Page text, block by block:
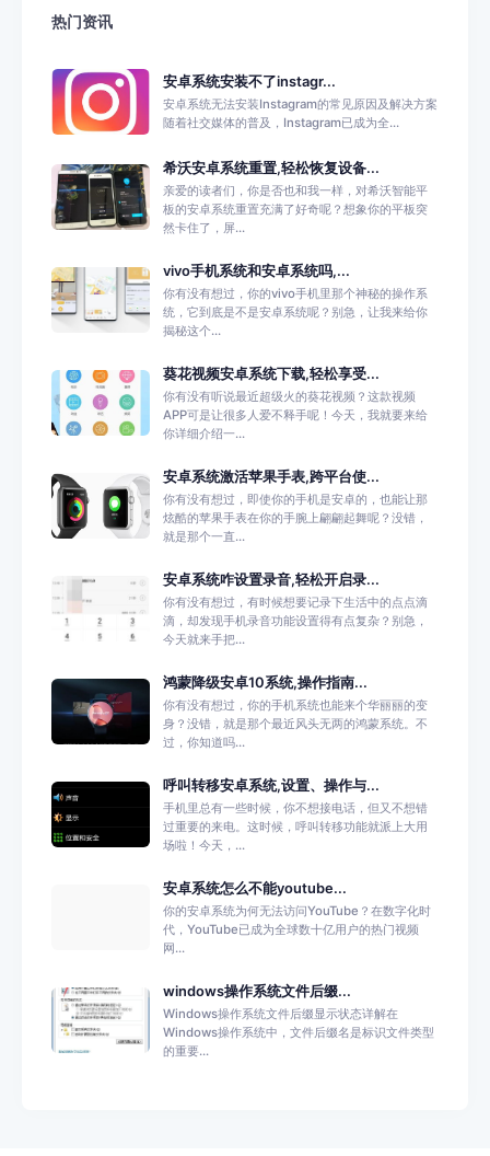
热门资讯
安卓系统安装不了instagr...
安卓系统无法安装Instagram的常见原因及解决方案
随着社交媒体的普及，Instagram已成为全...
希沃安卓系统重置,轻松恢复设备...
亲爱的读者们，你是否也和我一样，对希沃智能平
板的安卓系统重置充满了好奇呢？想象你的平板突
然卡住了，屏...
vivo手机系统和安卓系统吗,...
你有没有想过，你的vivo手机里那个神秘的操作系
统，它到底是不是安卓系统呢？别急，让我来给你
揭秘这个...
葵花视频安卓系统下载,轻松享受...
你有没有听说最近超级火的葵花视频？这款视频
APP可是让很多人爱不释手呢！今天，我就要来给
你详细介绍一...
安卓系统激活苹果手表,跨平台使...
你有没有想过，即使你的手机是安卓的，也能让那
炫酷的苹果手表在你的手腕上翩翩起舞呢？没错，
就是那个一直...
安卓系统咋设置录音,轻松开启录...
你有没有想过，有时候想要记录下生活中的点点滴
滴，却发现手机录音功能设置得有点复杂？别急，
今天就来手把...
鸿蒙降级安卓10系统,操作指南...
你有没有想过，你的手机系统也能来个华丽丽的变
身？没错，就是那个最近风头无两的鸿蒙系统。不
过，你知道吗...
呼叫转移安卓系统,设置、操作与...
手机里总有一些时候，你不想接电话，但又不想错
过重要的来电。这时候，呼叫转移功能就派上大用
场啦！今天，...
安卓系统怎么不能youtube...
你的安卓系统为何无法访问YouTube？在数字化时
代，YouTube已成为全球数十亿用户的热门视频
网...
windows操作系统文件后缀...
Windows操作系统文件后缀显示状态详解在
Windows操作系统中，文件后缀名是标识文件类型
的重要...